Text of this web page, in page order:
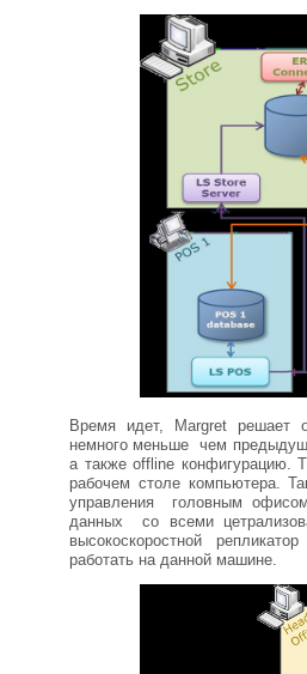
Время идет, Margret решает
немного меньше чем
а также offline конфигурацию.
рабочем столе компьютера.
управления головным
данных со всеми
высокоскоростной
работать на данной машине.